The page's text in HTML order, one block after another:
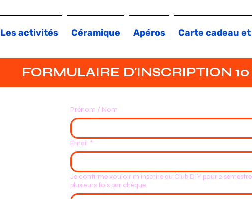
Les activités Céramique Apéros Carte cadeau
FORMULAIRE D'INSCRIPTION
Prénom / Nom
Email *
Je confirme vouloir m'inscrire au Club DIY pour 2
plusieurs fois par chèque